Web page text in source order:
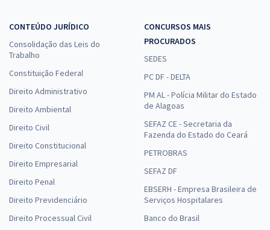
CONTEÚDO JURÍDICO
Consolidação das Leis do
Trabalho
Constituição Federal
Direito Administrativo
Direito Ambiental
Direito Civil
Direito Constitucional
Direito Empresarial
Direito Penal
Direito Previdenciário
Direito Processual Civil
CONCURSOS MAIS
PROCURADOS
SEDES
PC DF - DELTA
PM AL - Polícia Militar do Estado
de Alagoas
SEFAZ CE - Secretaria da
Fazenda do Estado do Ceará
PETROBRAS
SEFAZ DF
EBSERH - Empresa Brasileira de
Serviços Hospitalares
Banco do Brasil